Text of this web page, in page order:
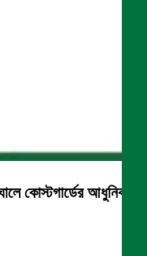
কোস্টগার্ডের আধুনিক